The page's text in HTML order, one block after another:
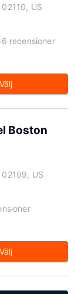
US
recensioner
Välj
Boston
US
Välj